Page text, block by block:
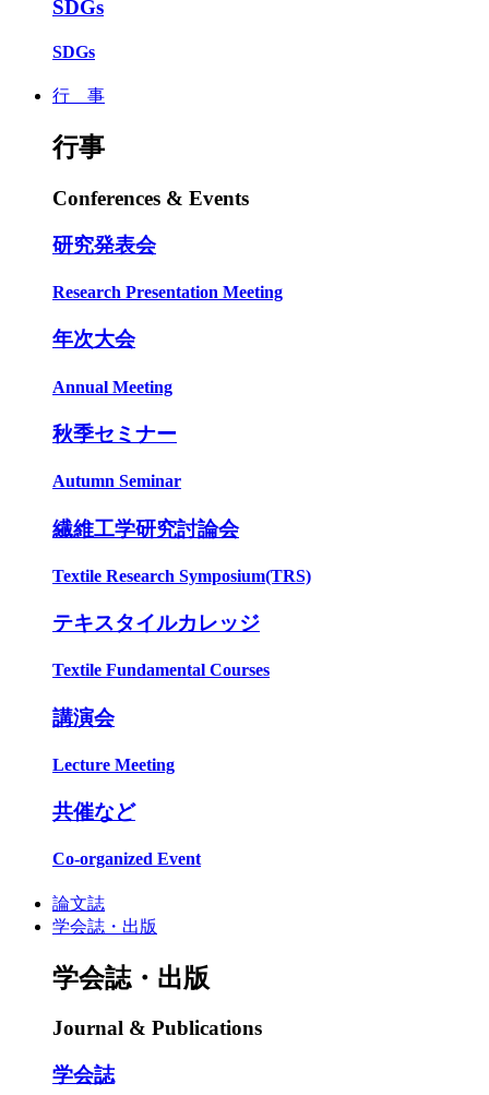
SDGs
SDGs
行 事
行事
Conferences & Events
研究発表会
Research Presentation Meeting
年次大会
Annual Meeting
秋季セミナー
Autumn Seminar
繊維工学研究討論会
Textile Research Symposium(TRS)
テキスタイルカレッジ
Textile Fundamental Courses
講演会
Lecture Meeting
共催など
Co-organized Event
論文誌
学会誌・出版
学会誌・出版
Journal & Publications
学会誌